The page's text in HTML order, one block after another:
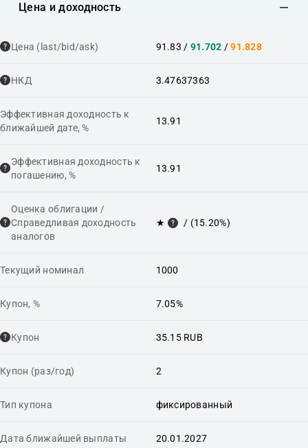
Цена и доходность
Цена (last/bid/ask) 91.83 / 91.702 /91.828
НКД 3.47637363
Эффективная доходность к
ближайшей дате, %
13.91
Эффективная доходность к
погашению, %
13.91
Оценка облигации /
Справедливая доходность
аналогов
★ / (15.20%)
Текущий номинал 1000
Купон, % 7.05%
Купон 35.15 RUB
Купон (раз/год) 2
Тип купона фиксированный
Дата ближайшей выплаты 20.01.2027